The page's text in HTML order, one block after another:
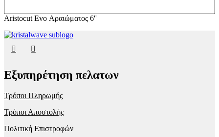
Aristocut Evo Αραιώματος 6''
Εξυπηρέτηση πελατων
Τρόποι Πληρωμής
Τρόποι Αποστολής
Πολιτική Επιστροφών